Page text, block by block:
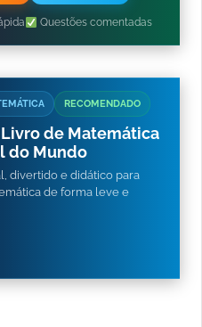
Questões comentadas
RECOMENDADO
de Matemática
do Mundo
divertido e didático para
de forma leve e